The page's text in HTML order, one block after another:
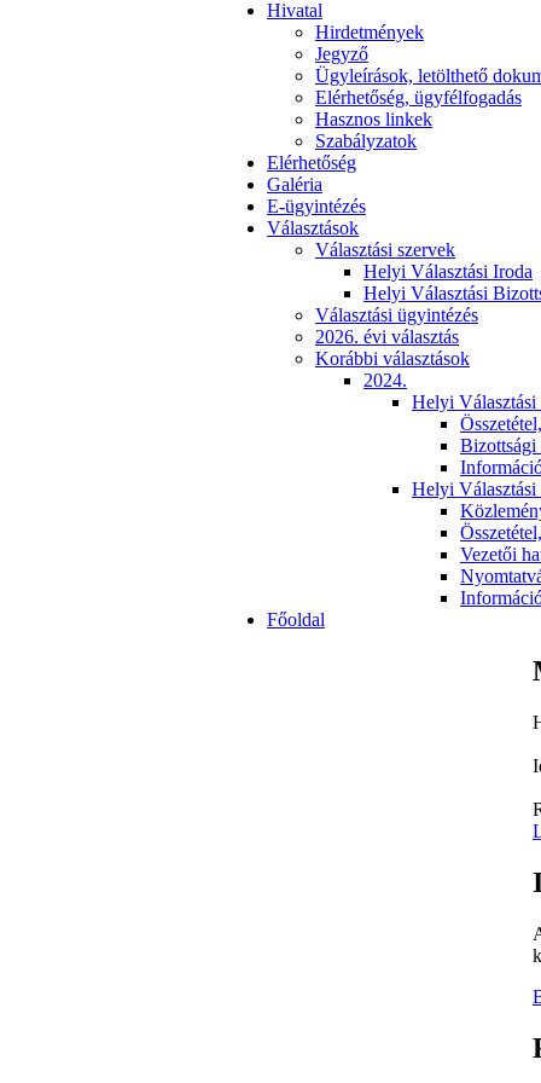
Hivatal
Hirdetmények
Jegyző
Ügyleírások, letölthető
Elérhetőség, ügyfélfogadás
Hasznos linkek
Szabályzatok
Elérhetőség
Galéria
E-ügyintézés
Választások
Választási szervek
Helyi Választási Iroda
Helyi Választási
Választási ügyintézés
2026. évi választás
Korábbi választások
2024.
Helyi Választási
Bizottsági
Helyi Választási
Vezetői
Főoldal